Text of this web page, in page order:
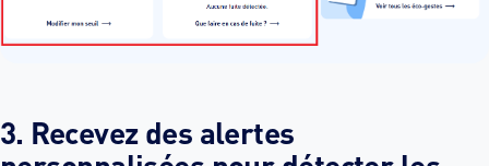
3. Recevez des alertes